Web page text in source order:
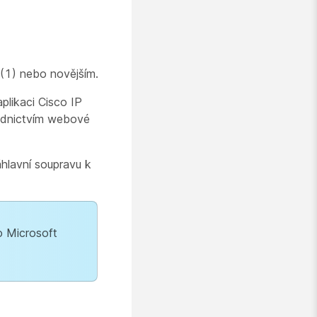
nebo novějším.
Cisco IP
webové
soupravu k
Microsoft